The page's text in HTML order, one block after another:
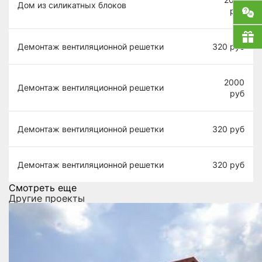
Дом из силикатных блоков
руб
Демонтаж вентиляционной решетки 320 руб
Демонтаж вентиляционной решетки
2000
руб
Демонтаж вентиляционной решетки 320 руб
Демонтаж вентиляционной решетки 320 руб
Смотреть еще
Другие проекты